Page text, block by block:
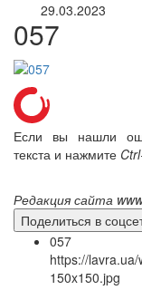
29.03.2023
057
Если вы нашли
текста и нажмите
Редакция сайта
Поделиться в
057
https://
150x150.jpg